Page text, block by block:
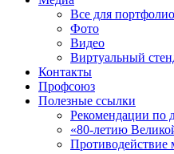
Все для портфолио
Фото
Видео
Виртуальный
Контакты
Профсоюз
Полезные ссылки
Рекомендации по
«80-летию
Противодействие